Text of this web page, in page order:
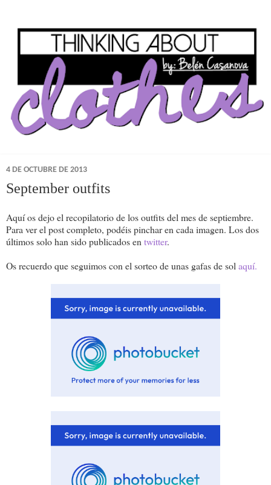
4 DE OCTUBRE DE 2013
September outfits
Aquí os dejo el recopilatorio de los outfits del mes de septiembre.
Para ver el post completo, podéis pinchar en cada imagen. Los dos
últimos solo han sido publicados en twitter.
Os recuerdo que seguimos con el sorteo de unas gafas de sol aquí.